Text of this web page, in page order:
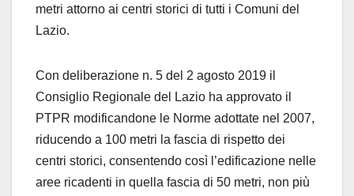
metri attorno ai centri storici di tutti i Comuni del
Lazio.
Con deliberazione n. 5 del 2 agosto 2019 il
Consiglio Regionale del Lazio ha approvato il
PTPR modificandone le Norme adottate nel 2007,
riducendo a 100 metri la fascia di rispetto dei
centri storici, consentendo così l’edificazione nelle
aree ricadenti in quella fascia di 50 metri, non più